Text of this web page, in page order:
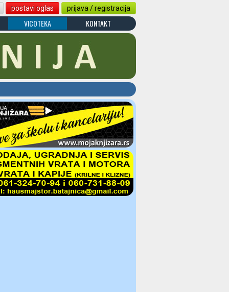
postavi oglas prijava / registracija
VICOTEKA KONTAKT